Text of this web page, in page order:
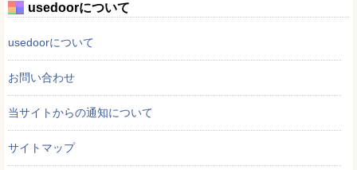
usedoorについて
usedoorについて
お問い合わせ
当サイトからの通知について
サイトマップ